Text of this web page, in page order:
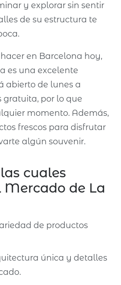
y explorar sin sentir
de su estructura te
en Barcelona hoy,
es una excelente
abierto de lunes a
por lo que
momento. Además,
frescos para disfrutar
algún souvenir.
cuales
Mercado de La
de productos
única y detalles